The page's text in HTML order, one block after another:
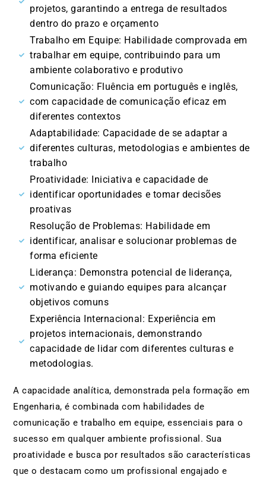
projetos, garantindo a entrega de resultados
dentro do prazo e orçamento
Trabalho em Equipe: Habilidade comprovada em
trabalhar em equipe, contribuindo para um
ambiente colaborativo e produtivo
Comunicação: Fluência em português e inglês,
com capacidade de comunicação eficaz em
diferentes contextos
Adaptabilidade: Capacidade de se adaptar a
diferentes culturas, metodologias e ambientes de
trabalho
Proatividade: Iniciativa e capacidade de
identificar oportunidades e tomar decisões
proativas
Resolução de Problemas: Habilidade em
identificar, analisar e solucionar problemas de
forma eficiente
Liderança: Demonstra potencial de liderança,
motivando e guiando equipes para alcançar
objetivos comuns
Experiência Internacional: Experiência em
projetos internacionais, demonstrando
capacidade de lidar com diferentes culturas e
metodologias.
A capacidade analítica, demonstrada pela formação em
Engenharia, é combinada com habilidades de
comunicação e trabalho em equipe, essenciais para o
sucesso em qualquer ambiente profissional. Sua
proatividade e busca por resultados são características
que o destacam como um profissional engajado e